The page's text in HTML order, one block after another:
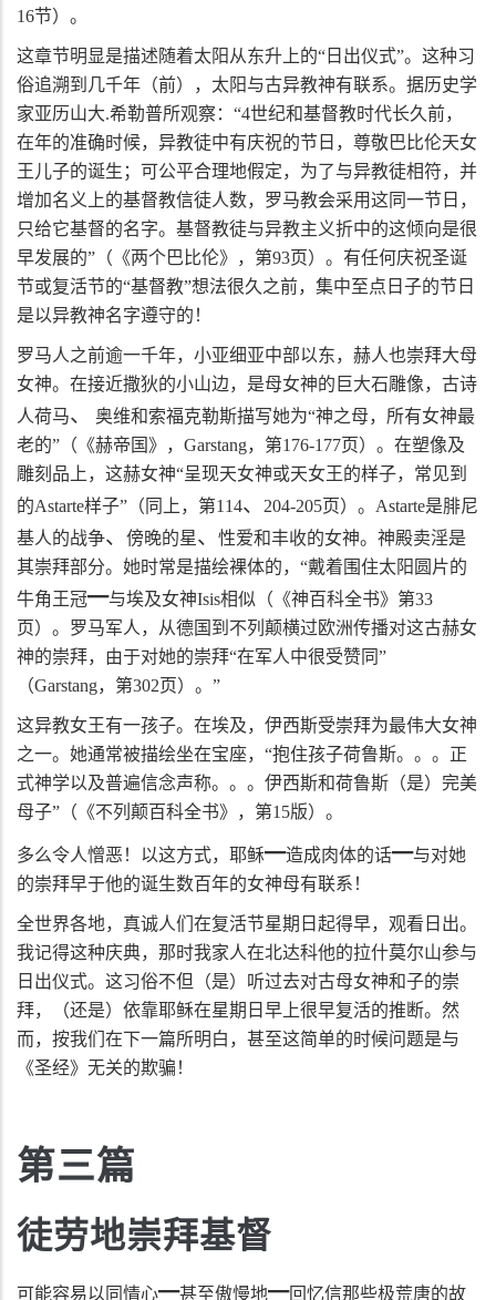
16节）。
这章节明显是描述随着太阳从东升上的“日出仪式”。这种习
俗追溯到几千年（前），太阳与古异教神有联系。据历史学
家亚历山大.希勒普所观察：“4世纪和基督教时代长久前，
在年的准确时候，异教徒中有庆祝的节日，尊敬巴比伦天女
王儿子的诞生；可公平合理地假定，为了与异教徒相符，并
增加名义上的基督教信徒人数，罗马教会采用这同一节日，
只给它基督的名字。基督教徒与异教主义折中的这倾向是很
早发展的”（《两个巴比伦》，第93页）。有任何庆祝圣诞
节或复活节的“基督教”想法很久之前，集中至点日子的节日
是以异教神名字遵守的！
罗马人之前逾一千年，小亚细亚中部以东，赫人也崇拜大母
女神。在接近撒狄的小山边，是母女神的巨大石雕像，古诗
人荷马、
奥维和索福克勒斯描写她为“神之母，所有女神最
老的”（《赫帝国》， Garstang，第176-177页）。在塑像及
雕刻品上，这赫女神“呈现天女神或天女王的样子，常见到
的Astarte样子”（同上，第114、 204-205页）。 Astarte是腓尼
基人的战争、 傍晚的星、
性爱和丰收的女神。神殿卖淫是
其崇拜部分。她时常是描绘裸体的，“戴着围住太阳圆片的
牛角王冠━与埃及女神Isis相似（《神百科全书》第33
页）。罗马军人，从德国到不列颠横过欧洲传播对这古赫女
神的崇拜，由于对她的崇拜“在军人中很受赞同”
（Garstang，第302页）。”
这异教女王有一孩子。在埃及，伊西斯受崇拜为最伟大女神
之一。她通常被描绘坐在宝座，“抱住孩子荷鲁斯。。。正
式神学以及普遍信念声称。。。伊西斯和荷鲁斯（是）完美
母子”（《不列颠百科全书》，第15版）。
多么令人憎恶！以这方式，耶稣━造成肉体的话━与对她
的崇拜早于他的诞生数百年的女神母有联系！
全世界各地，真诚人们在复活节星期日起得早，观看日出。
我记得这种庆典，那时我家人在北达科他的拉什莫尔山参与
日出仪式。这习俗不但（是）听过去对古母女神和子的崇
拜，（还是）依靠耶稣在星期日早上很早复活的推断。然
而，按我们在下一篇所明白，甚至这简单的时候问题是与
《圣经》无关的欺骗！
第三篇
徒劳地崇拜基督
可能容易以同情心━甚至傲慢地━回忆信那些极荒唐的故